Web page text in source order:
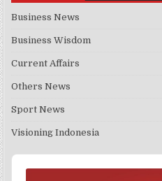
Business News
Business Wisdom
Current Affairs
Others News
Sport News
Visioning Indonesia
Audio
Player